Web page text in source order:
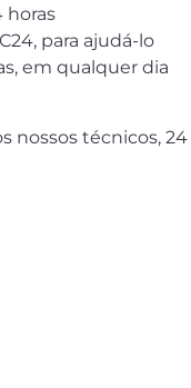
horas
para ajudá-lo
em qualquer dia
nossos técnicos, 24